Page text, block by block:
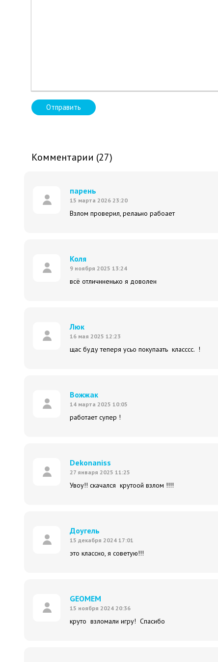
Отправить
Комментарии (27)
парень
15 марта 2026 23:20
Взлом проверил, релаьно рабоает
Коля
9 ноября 2025 13:24
всё отличнненько я доволен
Люк
16 мая 2025 12:23
щас буду теперя усьо покупаать класссс. !
Вожжак
14 марта 2025 10:05
работает супер !
Dekonaniss
27 января 2025 11:25
Увоу!! скачался крутоой взлом !!!!
Доугель
15 декабря 2024 17:01
это классно, я советую!!!
GEOMEM
15 ноября 2024 20:36
круто взломали игру! Спасибо